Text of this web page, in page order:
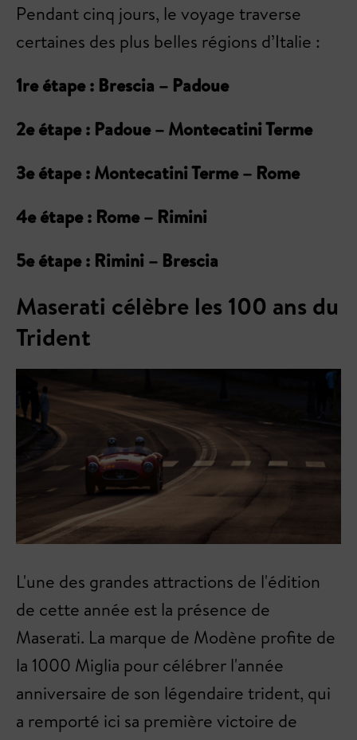
Pendant cinq jours, le voyage traverse
certaines des plus belles régions d’Italie :
1re étape : Brescia – Padoue
2e étape : Padoue – Montecatini Terme
3e étape : Montecatini Terme – Rome
4e étape : Rome – Rimini
5e étape : Rimini – Brescia
Maserati célèbre les 100 ans du
Trident
L'une des grandes attractions de l'édition
de cette année est la présence de
Maserati. La marque de Modène profite de
la 1000 Miglia pour célébrer l'année
anniversaire de son légendaire trident, qui
a remporté ici sa première victoire de